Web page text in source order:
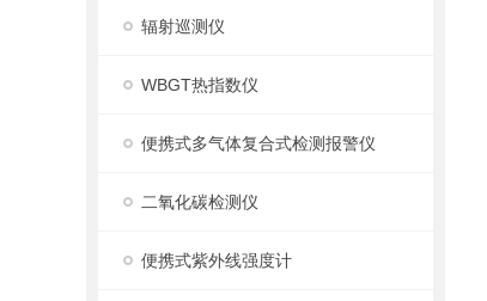
辐射巡测仪
WBGT热指数仪
便携式多气体复合式检测报警仪
二氧化碳检测仪
便携式紫外线强度计